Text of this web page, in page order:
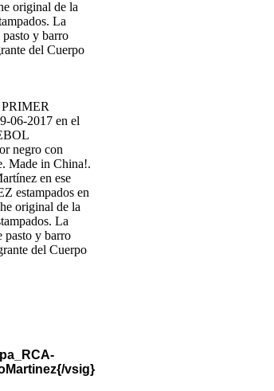
06-2017 en el
negro con
Made in China!.
en ese
estampados en
original de la
La
pasto y barro
del Cuerpo
vsig}